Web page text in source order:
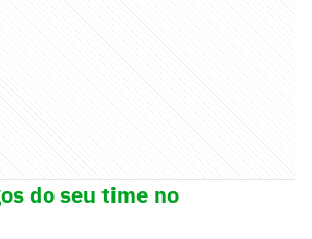
do seu time no